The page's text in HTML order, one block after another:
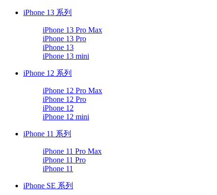
iPhone 13 系列
iPhone 13 Pro Max
iPhone 13 Pro
iPhone 13
iPhone 13 mini
iPhone 12 系列
iPhone 12 Pro Max
iPhone 12 Pro
iPhone 12
iPhone 12 mini
iPhone 11 系列
iPhone 11 Pro Max
iPhone 11 Pro
iPhone 11
iPhone SE 系列